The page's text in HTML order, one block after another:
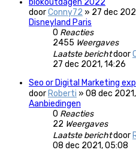
blokoutdagen 2022
doorConny72 » 27 dec
Disneyland Paris
0 Reacties
2455 Weergaves
Laatste berichtdoor
27 dec 2021, 14:26
Seo or Digital Marketing
door Roberti » 08 dec
Aanbiedingen
0 Reacties
22 Weergaves
Laatste berichtdoor
08 dec 2021, 05:08